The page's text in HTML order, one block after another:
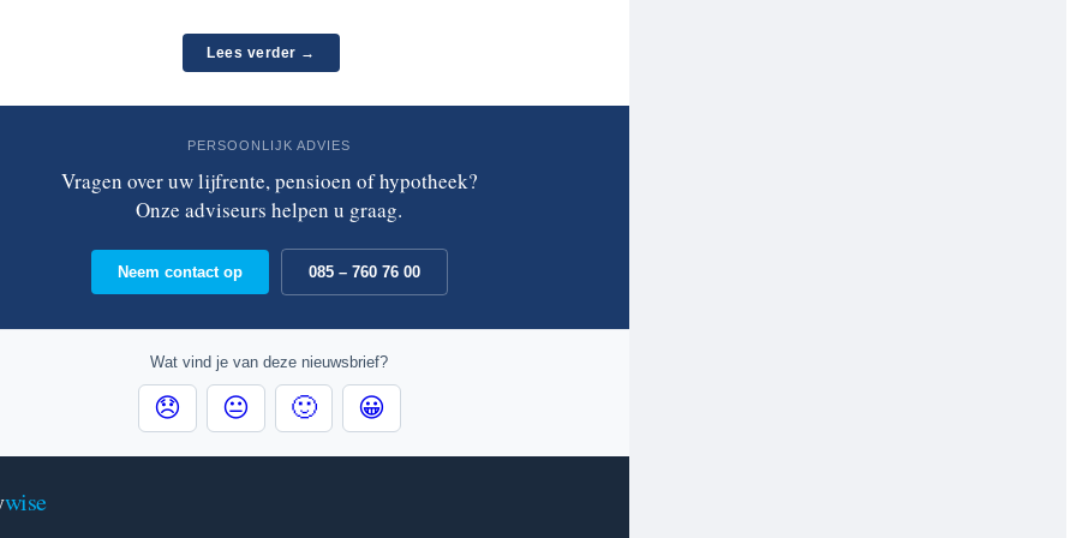
Lees verder →
PERSOONLIJK ADVIES
Vragen over uw lijfrente, pensioen of hypotheek?
Onze adviseurs helpen u graag.
Neem contact op 085 – 760 76 00
Wat vind je van deze nieuwsbrief?
😞 😐 🙂 😀
wise